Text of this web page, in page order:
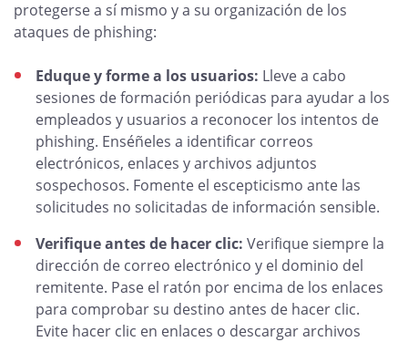
protegerse a sí mismo y a su organización de los
ataques de phishing:
Eduque y forme a los usuarios: Lleve a cabo
sesiones de formación periódicas para ayudar a los
empleados y usuarios a reconocer los intentos de
phishing. Enséñeles a identificar correos
electrónicos, enlaces y archivos adjuntos
sospechosos. Fomente el escepticismo ante las
solicitudes no solicitadas de información sensible.
Verifique antes de hacer clic: Verifique siempre la
dirección de correo electrónico y el dominio del
remitente. Pase el ratón por encima de los enlaces
para comprobar su destino antes de hacer clic.
Evite hacer clic en enlaces o descargar archivos